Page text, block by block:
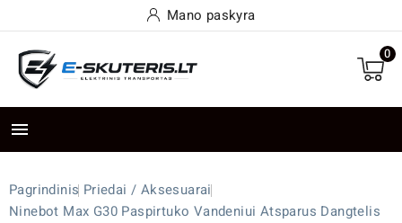
Mano paskyra
0

Pagrindinis Priedai / Aksesuarai
Ninebot Max G30 Paspirtuko Vandeniui Atsparus Dangtelis